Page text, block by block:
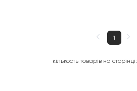
кількость товарів на сторінці:
1